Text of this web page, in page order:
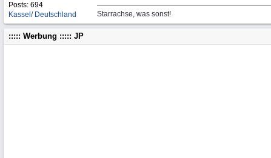
Posts: 694
Kassel/ Deutschland
Starrachse, was sonst!
::::: Werbung ::::: JP